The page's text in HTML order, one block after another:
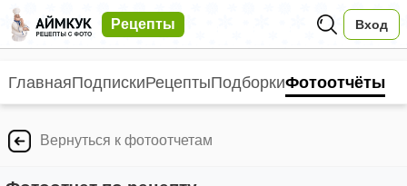
Рецепты Вход
ГлавнаяПодпискиРецептыПодборкиФотоотчёты
Вернуться к фотоотчетам